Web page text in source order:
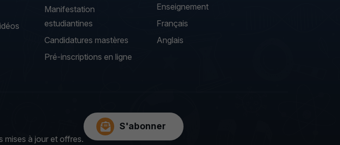
Manifestation
estudiantines
Candidatures mastères
Pré-inscriptions en ligne
Enseignement
Français
Anglais
mises à jour et offres.
S'abonner